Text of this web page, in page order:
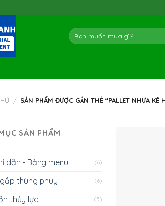
Tìm
kiếm:
/ SẢN PHẨM ĐƯỢC GẮN THẺ “PALLET NHỰA
SẢN PHẨM
dẫn - Bảng menu (6)
thùng phuy (6)
thủy lực (5)